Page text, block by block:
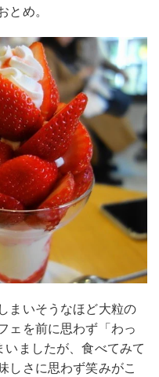
とめ。
まいそうなほど大粒の
ェを前に思わず「わっ
ましたが、食べてみて
しさに思わず笑みがこ